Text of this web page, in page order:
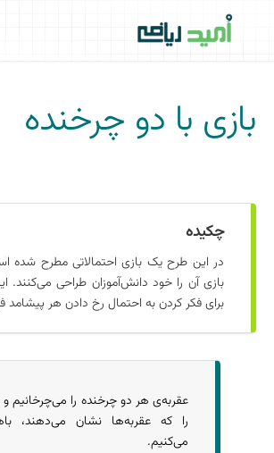
بازی با دو چرخنده
چکیده
در این طرح یک بازی احتمالاتی مطرح شده
بازی آن را خود دانش‌آموزان طراحی می‌کنند.
برای فکر کردن به احتمال رخ دادن هر پیشامد
عقربه‌ی هر دو چرخنده را می‌چرخانیم
را که عقربه‌ها نشان می‌دهند،
می‌کنیم.